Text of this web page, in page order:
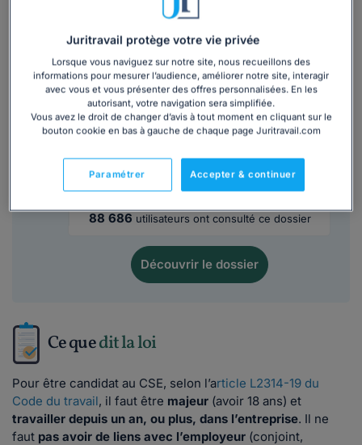
Cemodèle de lettreest inclus dans le
dossier :
Procédure d'élections CSE : faire respecter
4,5/5
88 686 utilisateurs ont consulté ce dossier
Découvrirle dossier
Ce quedit la loi
Pour être candidat au CSE, selon l’article L2314-19 du
Code du travail, il faut être majeur (avoir 18 ans) et
travailler depuis un an, ou plus, dans l’entreprise. Il ne
faut pas avoir de liens avec l’employeur (conjoint,
Juritravail protège votre vie privée
Lorsque vous naviguez sur notre site, nous recueillons des
informations pour mesurer l’audience, améliorer notre site, interagir
avec vous et vous présenter des offres personnalisées. En les
autorisant, votre navigation sera simplifiée.
Vous avez le droit de changer d’avis à tout moment en cliquant sur le
bouton cookie en bas à gauche de chaque page Juritravail.com
Accepter & continuer
Paramétrer